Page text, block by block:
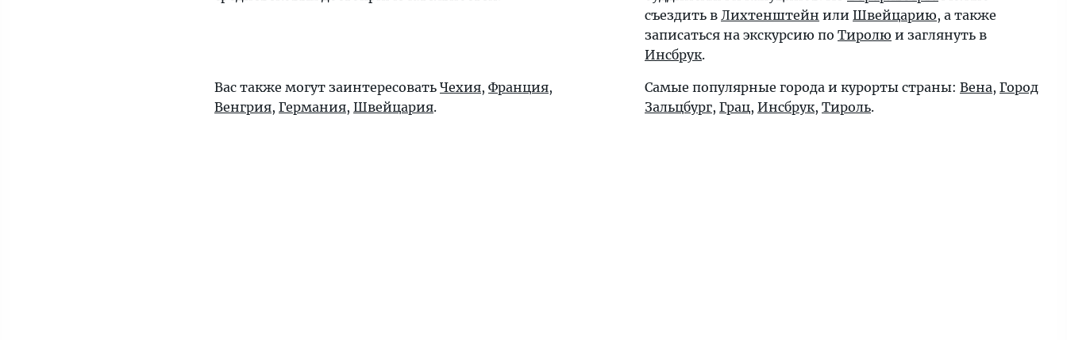
съездить в Лихтенштейн или Швейцарию, а также
записаться на экскурсию по Тиролю и заглянуть в
Инсбрук.
Вас также могут заинтересовать Чехия, Франция,
Венгрия, Германия, Швейцария.
Самые популярные города и курорты страны: Вена, Город
Зальцбург, Грац, Инсбрук, Тироль.